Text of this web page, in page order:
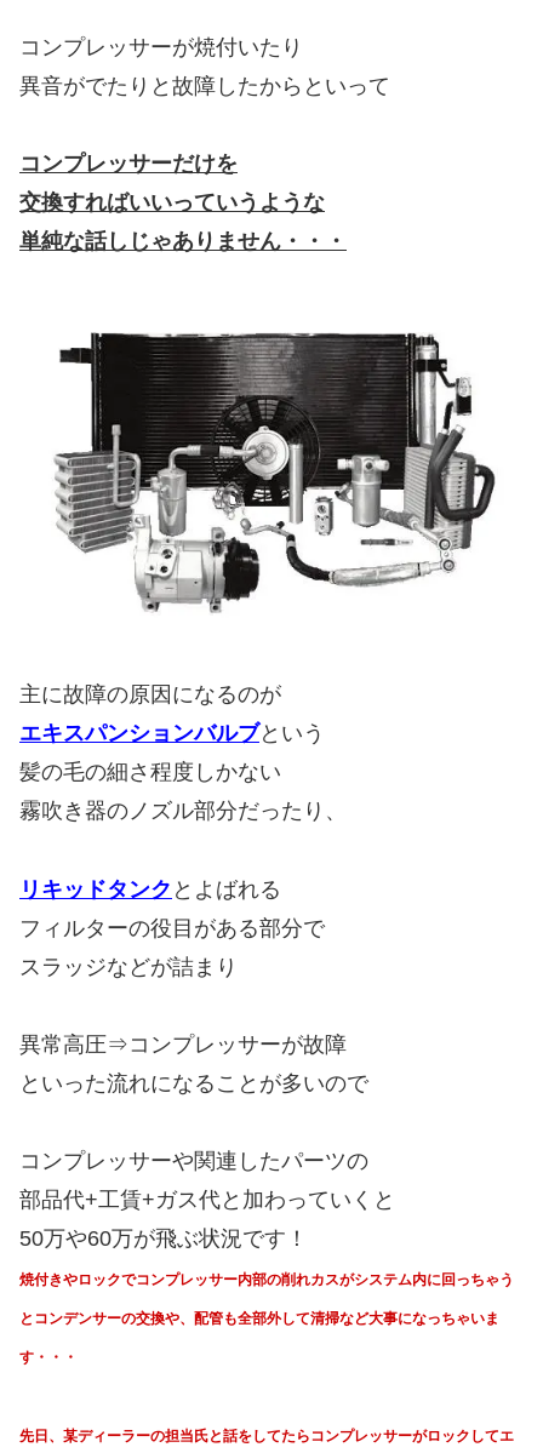
コンプレッサーが焼付いたり
異音がでたりと故障したからといって
コンプレッサーだけを
交換すればいいっていうような
単純な話しじゃありません・・・
主に故障の原因になるのが
エキスパンションバルブという
髪の毛の細さ程度しかない
霧吹き器のノズル部分だったり、
リキッドタンク とよばれる
フィルターの役目がある部分で
スラッジなどが詰まり
異常高圧⇒コンプレッサーが故障
といった流れになることが多いので
コンプレッサーや関連したパーツの
部品代+工賃+ガス代と加わっていくと
50万や60万が飛ぶ状況です！
焼付きやロックでコンプレッサー内部の削れカスがシステム内に回っちゃう
と コンデンサーの交換や、 配管も全部外して清掃など大事になっちゃいま
す・・・
先日、某ディーラーの担当氏と話をしてたらコンプレッサーがロックしてエ